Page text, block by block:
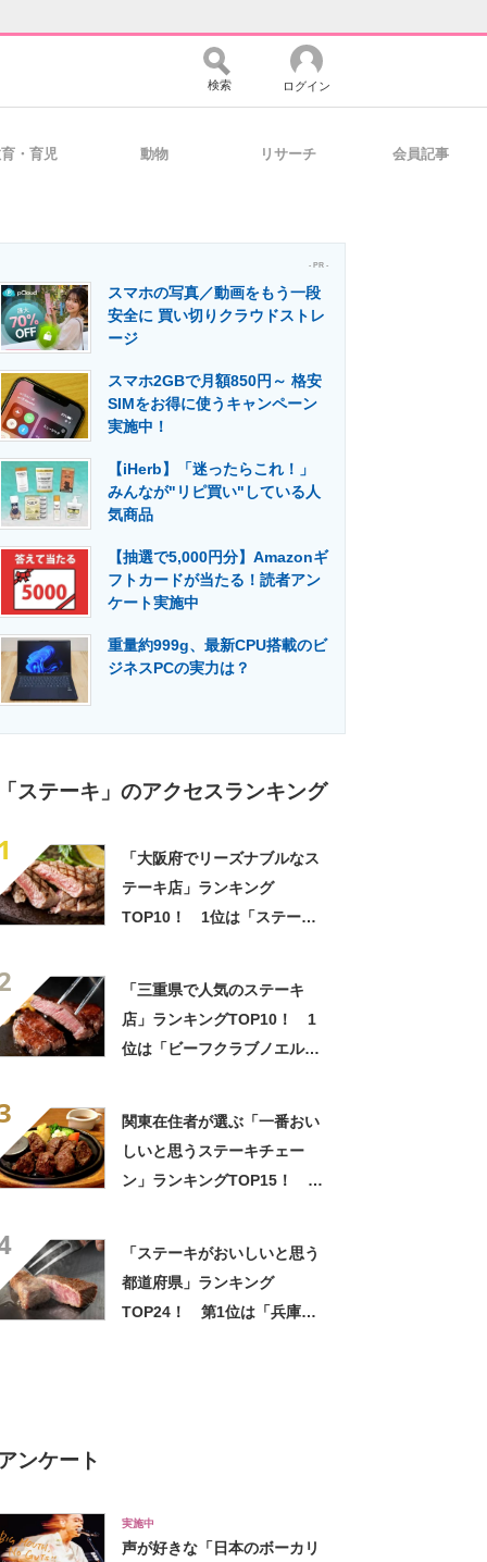
ミュニティ マーケ×ITの今がよく分かる
活用を支援
メディア 建設×テクノロジーの最前線
検索 ログイン
・育児 動物 リサーチ 会員記事
- PR -
スマホの写真／動画をもう一段
安全に 買い切りクラウドストレ
ージ
スマホ2GBで月額850円～ 格安
SIMをお得に使うキャンペーン
実施中！
【iHerb】「迷ったらこれ！」
みんなが"リピ買い"している人
気商品
【抽選で5,000円分】Amazonギ
フトカードが当たる！読者アン
ケート実施中
重量約999g、最新CPU搭載のビ
ジネスPCの実力は？
「ステーキ」のアクセスランキング
「大阪府でリーズナブルなス
テーキ店」ランキング
TOP10！ 1位は「ステー
「三重県で人気のステーキ
店」ランキングTOP10！ 1
位は「ビーフクラブノエル」
関東在住者が選ぶ「一番おい
しいと思うステーキチェー
ン」ランキングTOP15！ 第
「ステーキがおいしいと思う
都道府県」ランキング
TOP24！ 第1位は「兵庫
アンケート
実施中
声が好きな「日本のボーカリ